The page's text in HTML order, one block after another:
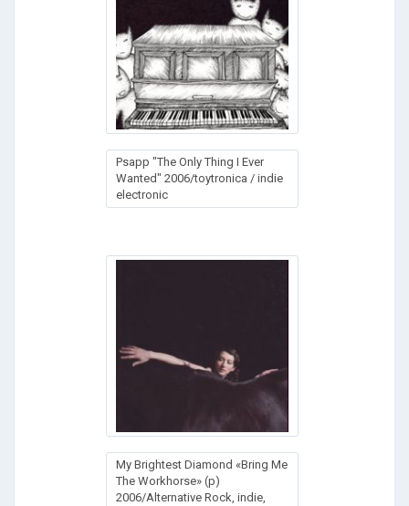
Psapp "The Only Thing I Ever
Wanted" 2006/toytronica / indie
electronic
My Brightest Diamond «Bring Me
The Workhorse» (p)
2006/Alternative Rock, indie,